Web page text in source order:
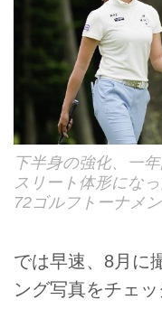
下半身の強化、一
スリート体形にな
72ゴルフトーナメ
では早速、8月に
ング写真をチェッ